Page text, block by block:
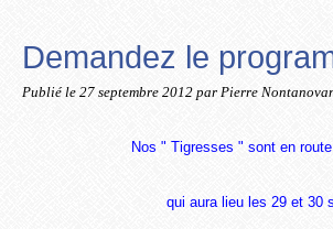
Demandez le
Publié le 27 septembre 2012 par Pierre
Nos " Tigresses " sont en
qui aura lieu les 29 et 30